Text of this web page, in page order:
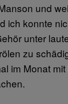
und
ich konnte
unter
zu
im Monat